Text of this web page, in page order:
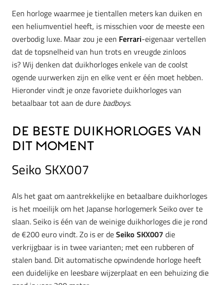
Een horloge waarmee je tientallen meters kan duiken en
een heliumventiel heeft, is misschien voor de meeste een
overbodig luxe. Maar zou je een Ferrari-eigenaar vertellen
dat de topsnelheid van hun trots en vreugde zinloos
is? Wij denken dat duikhorloges enkele van de coolst
ogende uurwerken zijn en elke vent er één moet hebben.
Hieronder vindt je onze favoriete duikhorloges van
betaalbaar tot aan de dure badboys.
De beste duikhorloges van
dit moment
Seiko SKX007
Als het gaat om aantrekkelijke en betaalbare duikhorloges
is het moeilijk om het Japanse horlogemerk Seiko over te
slaan. Seiko is één van de weinige duikhorloges die je rond
de €200 euro vindt. Zo is er deSeiko SKX007 die
verkrijgbaar is in twee varianten; met een rubberen of
stalen band. Dit automatische opwindende horloge heeft
een duidelijke en leesbare wijzerplaat en een behuizing die